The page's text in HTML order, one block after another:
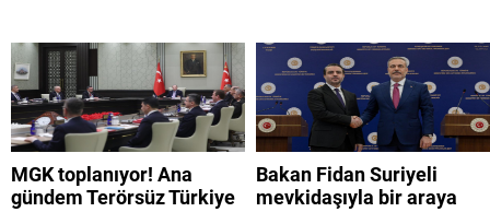
MGK toplanıyor! Ana
gündem Terörsüz Türkiye
Bakan Fidan Suriyeli
mevkidaşıyla bir araya